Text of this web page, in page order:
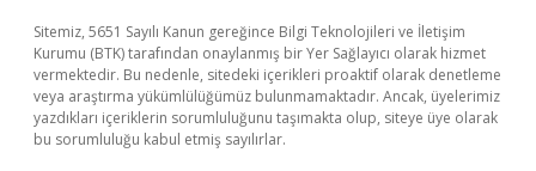
Sitemiz, 5651 Sayılı Kanun gereğince Bilgi Teknolojileri ve İletişim
Kurumu (BTK) tarafından onaylanmış bir Yer Sağlayıcı olarak hizmet
vermektedir. Bu nedenle, sitedeki içerikleri proaktif olarak denetleme
veya araştırma yükümlülüğümüz bulunmamaktadır. Ancak, üyelerimiz
yazdıkları içeriklerin sorumluluğunu taşımakta olup, siteye üye olarak
bu sorumluluğu kabul etmiş sayılırlar.